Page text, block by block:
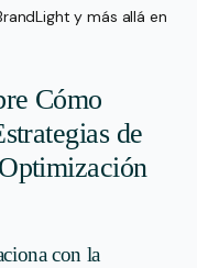
y más allá en
Cómo
de
con la